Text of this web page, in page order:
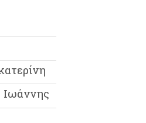
Ιωάννης